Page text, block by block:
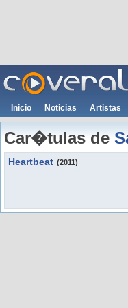
Inicio Noticias Artistas
Car�tulas de
Heartbeat (2011)